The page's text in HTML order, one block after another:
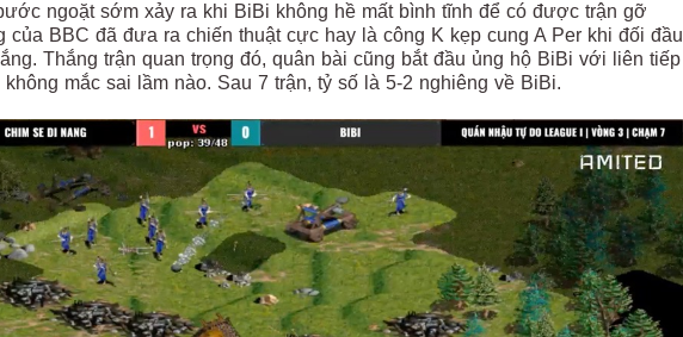
ngoặt sớm xảy ra khi BiBi không hề mất bình tĩnh để có được trận gỡ
BBC đã đưa ra chiến thuật cực hay là công K kẹp cung A Per khi đối đầu
Thắng trận quan trọng đó, quân bài cũng bắt đầu ủng hộ BiBi với liên tiếp
mắc sai lầm nào. Sau 7 trận, tỷ số là 5-2 nghiêng về BiBi.